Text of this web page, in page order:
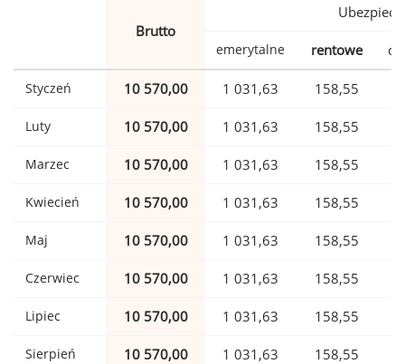
Brutto
emerytalne rentowe
Styczeń 10 570,00 1 031,63 158,55
Luty 10 570,00 1 031,63 158,55
Marzec 10 570,00 1 031,63 158,55
Kwiecień 10 570,00 1 031,63 158,55
Maj 10 570,00 1 031,63 158,55
Czerwiec 10 570,00 1 031,63 158,55
Lipiec 10 570,00 1 031,63 158,55
Sierpień 10 570,00 1 031,63 158,55